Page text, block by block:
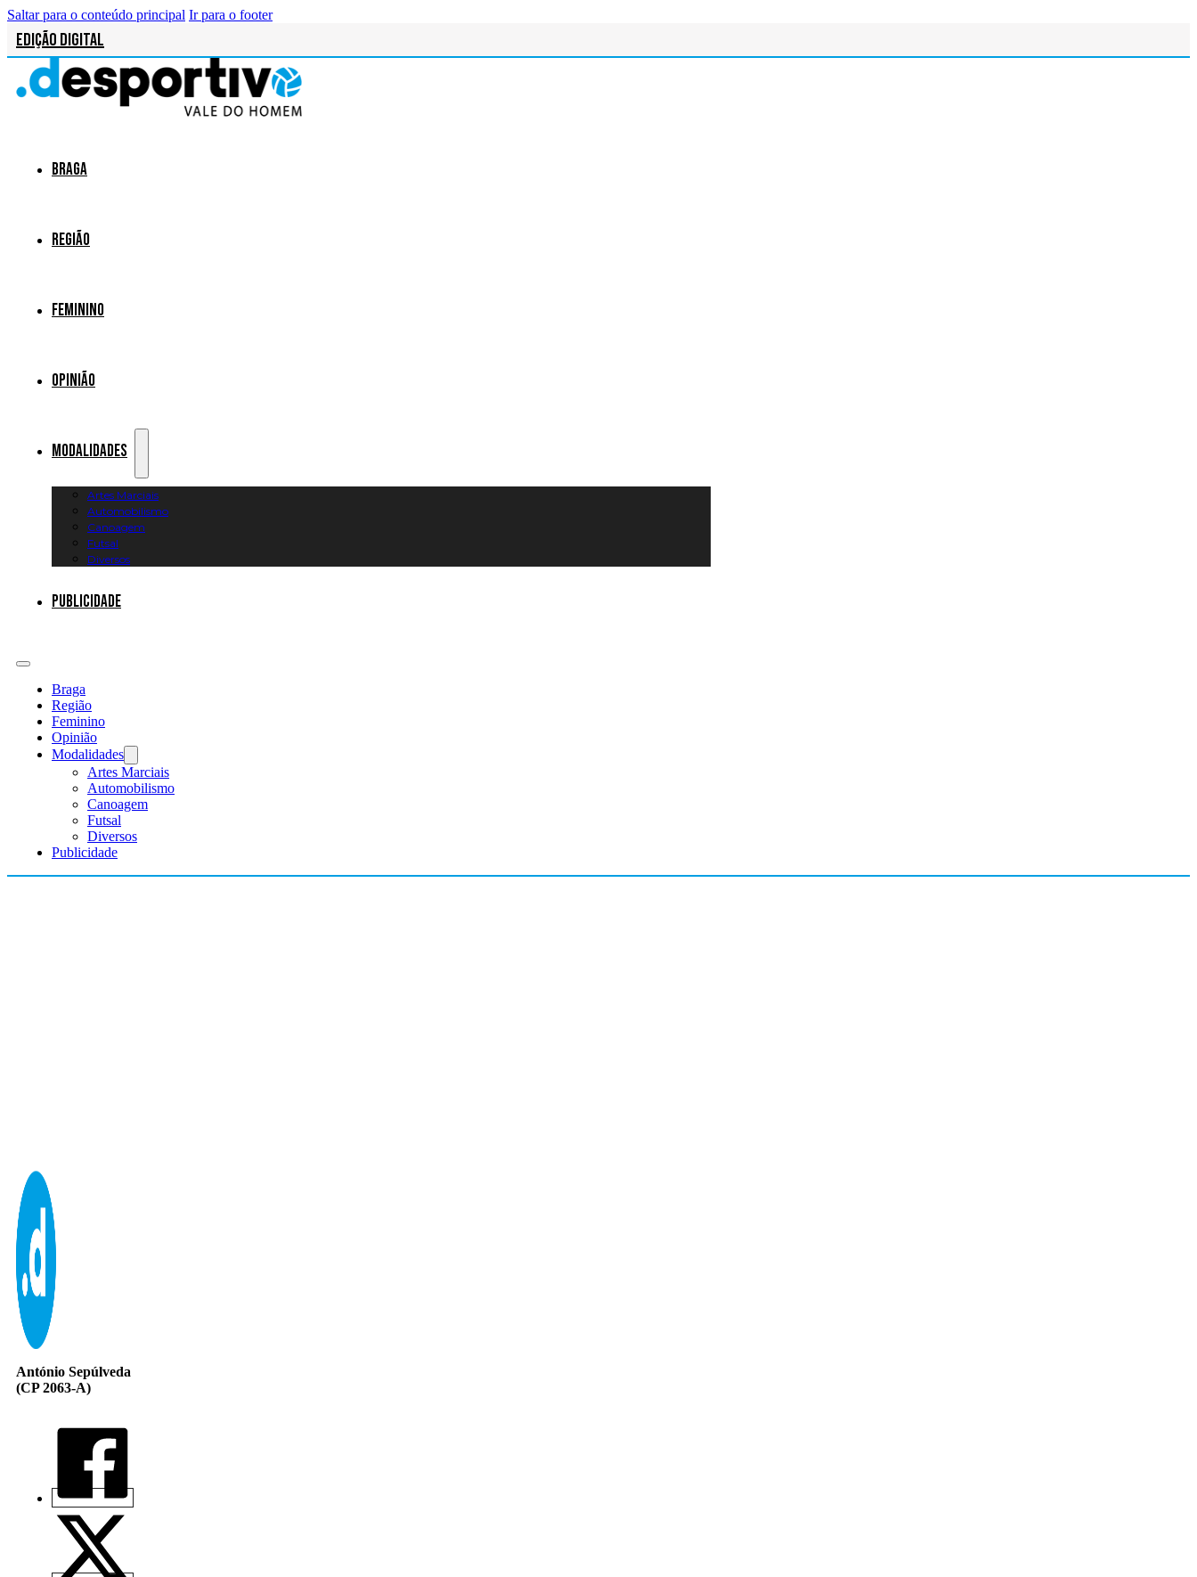
Saltar para o conteúdo principal Ir para o footer
Edição Digital
Braga
Região
Feminino
Opinião
Modalidades
Artes Marciais
Automobilismo
Canoagem
Futsal
Diversos
Publicidade
Braga
Região
Feminino
Opinião
Modalidades
Artes Marciais
Automobilismo
Canoagem
Futsal
Diversos
Publicidade
António Sepúlveda
(CP 2063-A)